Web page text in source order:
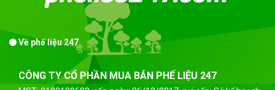
Về phế liệu 247
CÔNG TY CỔ PHẦN MUA BÁN PHẾ LIỆU 247